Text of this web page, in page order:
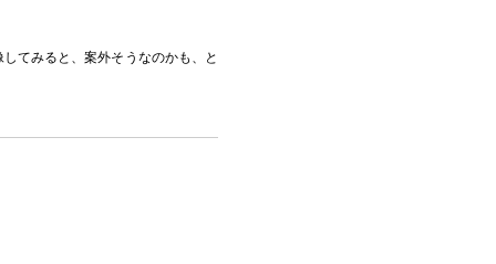
てみると、案外そうなのかも、と